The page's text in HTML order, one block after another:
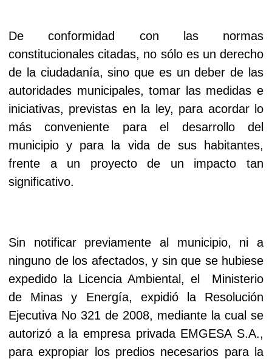
De conformidad con las normas
constitucionales citadas, no sólo es un derecho
de la ciudadanía, sino que es un deber de las
autoridades municipales, tomar las medidas e
iniciativas, previstas en la ley, para acordar lo
más conveniente para el desarrollo del
municipio y para la vida de sus habitantes,
frente a un proyecto de un impacto tan
significativo.
Sin notificar previamente al municipio, ni a
ninguno de los afectados, y sin que se hubiese
expedido la Licencia Ambiental, el Ministerio
de Minas y Energía, expidió la Resolución
Ejecutiva No 321 de 2008, mediante la cual se
autorizó a la empresa privada EMGESA S.A.,
para expropiar los predios necesarios para la